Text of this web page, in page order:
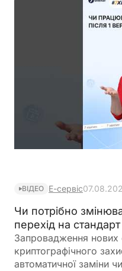
ВІДЕО Е-сервіс
Чи потрібно
перехід на
Запровадження нових
криптографічного
автоматичної заміни